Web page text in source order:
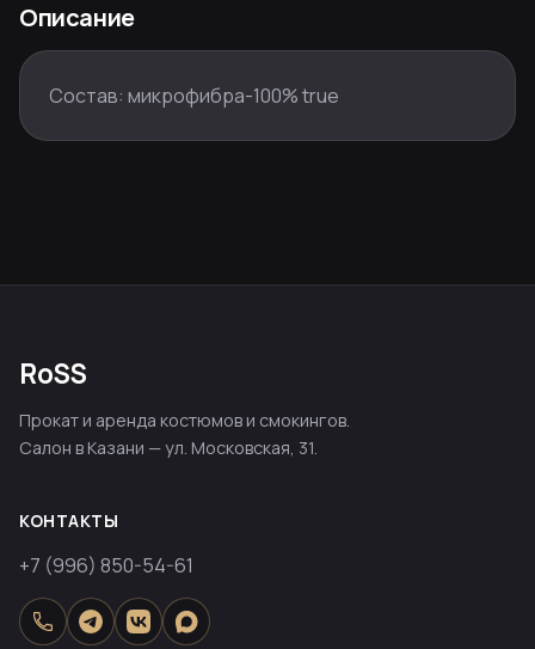
Описание
Состав: микрофибра-100% true
RoSS
Прокат и аренда костюмов и смокингов.
Салон в Казани — ул. Московская, 31.
КОНТАКТЫ
+7 (996) 850-54-61